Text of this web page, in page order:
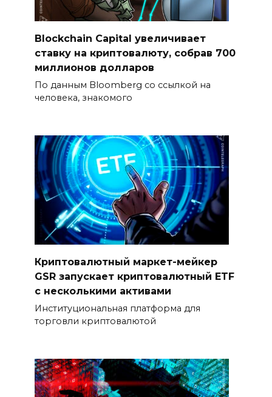
Blockchain Capital увеличивает
ставку на криптовалюту, собрав 700
миллионов долларов
По данным Bloomberg со ссылкой на
человека, знакомого
Криптовалютный маркет-мейкер
GSR запускает криптовалютный ETF
с несколькими активами
Институциональная платформа для
торговли криптовалютой